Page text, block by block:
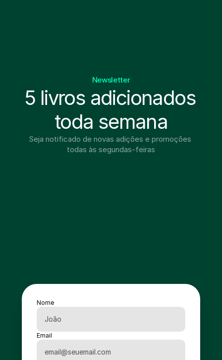
Newsletter
5 livros adicionados
toda semana
Seja notificado de novas adições e promoções
todas às segundas-feiras
Nome
Email